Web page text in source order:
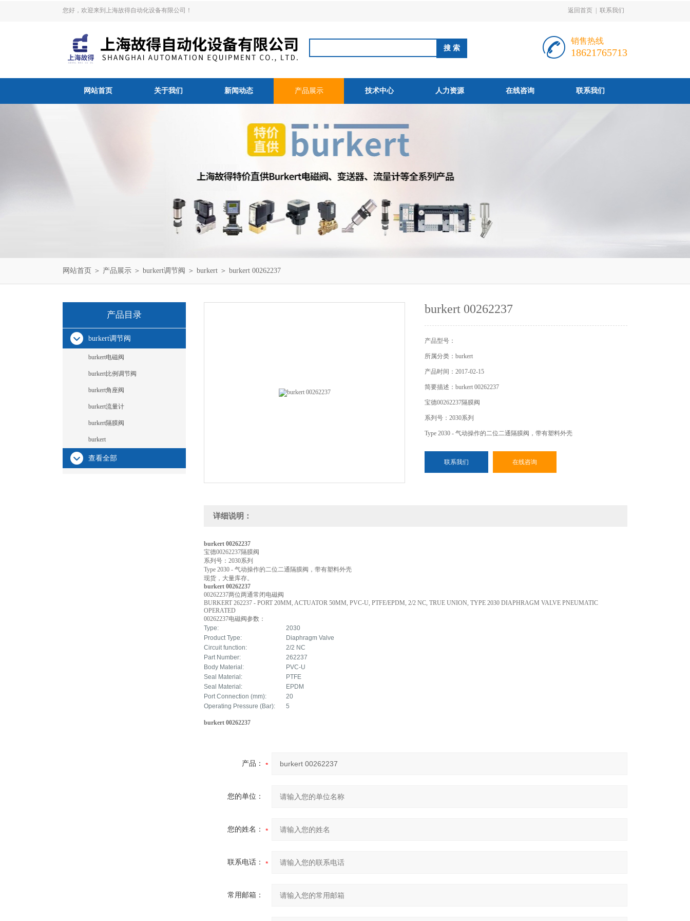
您好，欢迎来到上海故得自动化设备有限公司！ 返回首页 联系我们
销售热线
18621765713
网站首页 关于我们 新闻动态 产品展示 技术中心 人力资源 在线咨询 联系我们
网站首页 ＞ 产品展示 ＞ burkert调节阀 ＞ burkert ＞ burkert 00262237
产品目录
burkert调节阀
burkert电磁阀
burkert比例调节阀
burkert角座阀
burkert流量计
burkert隔膜阀
burkert
查看全部
burkert 00262237
产品型号：
所属分类：burkert
产品时间：2017-02-15
简要描述：burkert 00262237
宝德00262237隔膜阀
系列号：2030系列
Type 2030 - 气动操作的二位二通隔膜阀，带有塑料外壳
联系我们 在线咨询
详细说明：
burkert 00262237
宝德00262237隔膜阀
系列号：2030系列
Type 2030 - 气动操作的二位二通隔膜阀，带有塑料外壳
现货，大量库存。
burkert 00262237
00262237两位两通常闭电磁阀
BURKERT 262237 - PORT 20MM, ACTUATOR 50MM, PVC-U, PTFE/EPDM, 2/2 NC, TRUE UNION, TYPE 2030 DIAPHRAGM VALVE PNEUMATIC
OPERATED
00262237电磁阀参数：
Type:
2030
Product Type:
Diaphragm Valve
Circuit function:
2/2 NC
Part Number:
262237
Body Material:
PVC-U
Seal Material:
PTFE
Seal Material:
EPDM
Port Connection (mm):
20
Operating Pressure (Bar):
5
burkert 00262237
产品：
您的单位：
您的姓名：
联系电话：
常用邮箱：